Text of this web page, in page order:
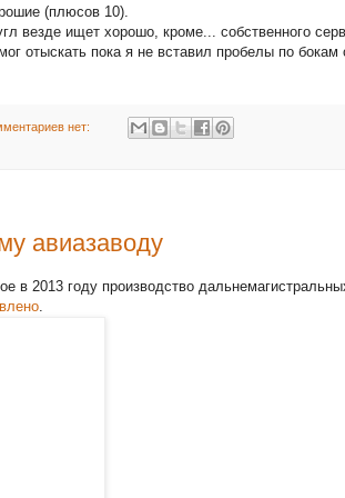
(плюсов 10).
везде ищет хорошо, кроме... собственного
отыскать пока я не вставил пробелы по бокам
нет:
авиазаводу
в 2013 году производство